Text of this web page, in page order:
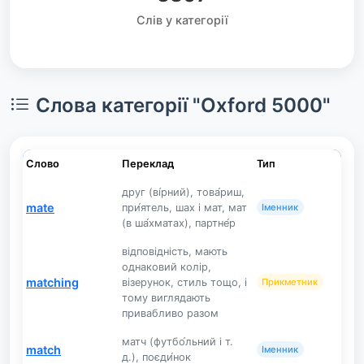
Слів у категорії
Слова категорії "Oxford 5000"
Слово Переклад Тип
mate
друг (ві́рний), това́риш,
при́ятель, шах і мат, мат
(в ша́хматах), партне́р
Іменник
matching
відповідність, мають
однаковий колір,
візерунок, стиль тощо, і
тому виглядають
привабливо разом
Прикметник
match
матч (футбо́льний і т.
д.), поєди́нок
Іменник